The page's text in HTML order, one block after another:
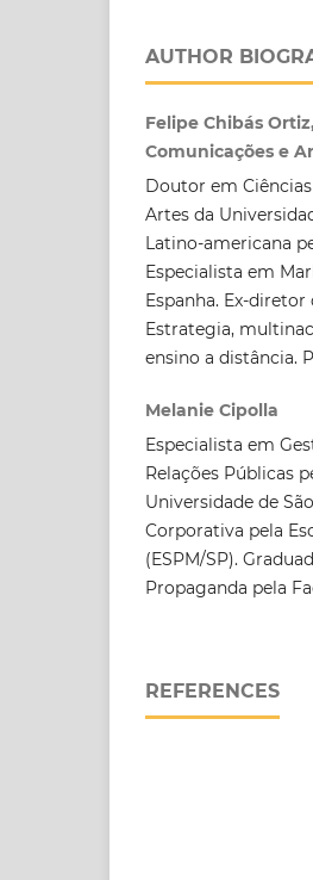
AUTHOR
Felipe Chibás
Comunicações e
Doutor em
Artes da
Latino-americana
Especialista em
Espanha. Ex-
Estrategia,
ensino a distância.
Melanie Cipolla
Especialista em
Relações Públicas
Universidade de
Corporativa pela
(ESPM/SP).
Propaganda pela
REFERENCES